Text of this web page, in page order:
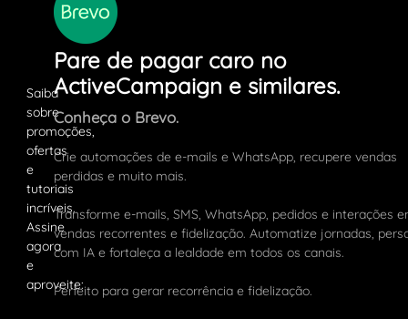
Pare de pagar caro no
ActiveCampaign e similares.
Conheça o Brevo.
Crie automações de e-mails e WhatsApp, recupere vendas
perdidas e muito mais.
Transforme e-mails, SMS, WhatsApp, pedidos e interações
vendas recorrentes e fidelização. Automatize jornadas,
com IA e fortaleça a lealdade em todos os canais.
Perfeito para gerar recorrência e fidelização.